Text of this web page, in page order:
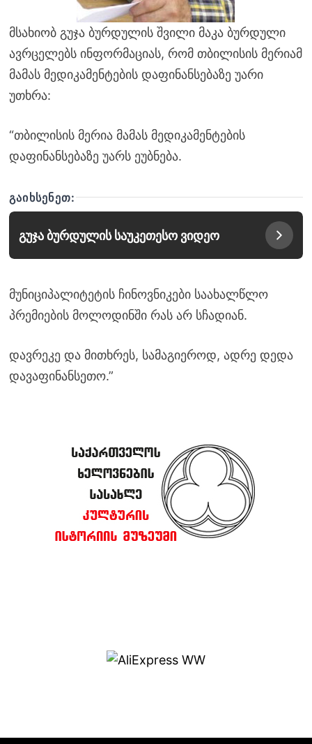
მსახიობ გუჯა ბურდულის შვილი მაკა ბურდული
ავრცელებს ინფორმაციას, რომ თბილისის მერიამ
მამას მედიკამენტების დაფინანსებაზე უარი
უთხრა:
“თბილისის მერია მამას მედიკამენტების
დაფინანსებაზე უარს ეუბნება.
ᲒᲐᲘᲮᲡᲔᲜᲔᲗ:
გუჯა ბურდულის საუკეთესო ვიდეო
მუნიციპალიტეტის ჩინოვნიკები საახალწლო
პრემიების მოლოდინში რას არ სჩადიან.
დავრეკე და მითხრეს, სამაგიეროდ, ადრე დედა
დავაფინანსეთო.”